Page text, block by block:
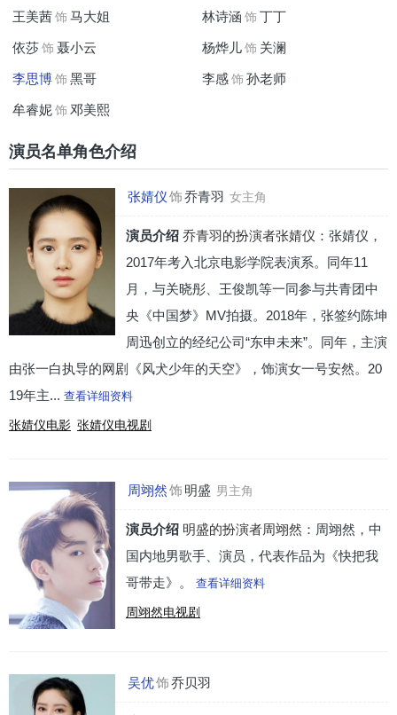
王美茜 饰 马大姐 林诗涵 饰 丁丁
依莎 饰 聂小云 杨烨儿 饰 关澜
李思博 饰 黑哥 李感 饰 孙老师
牟睿妮 饰 邓美熙
演员名单角色介绍
张婧仪饰乔青羽 女主角
演员介绍 乔青羽的扮演者张婧仪 ：张婧仪，
2017年考入北京电影学院表演系。同年11
月，与关晓彤、王俊凯等一同参与共青团中
央《中国梦》MV拍摄。2018年，张签约陈坤
周迅创立的经纪公司“东申未来”。同年，主演
由张一白执导的网剧《风犬少年的天空》，饰演女一号安然。20
19年主... 查看详细资料
张婧仪电影 张婧仪电视剧
周翊然饰 明盛 男主角
演员介绍 明盛的扮演者周翊然 ：周翊然，中
国内地男歌手、演员，代表作品为《快把我
哥带走》。 查看详细资料
周翊然电视剧
吴优饰乔贝羽